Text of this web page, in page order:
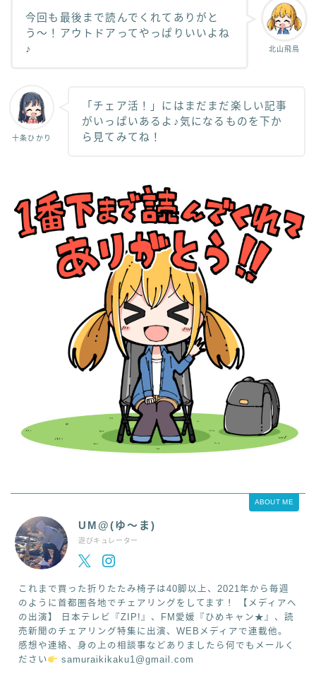
北山飛鳥
今回も最後まで読んでくれてありがと
う〜！アウトドアってやっぱりいいよね
♪
十条ひかり
「チェア活！」にはまだまだ楽しい記事
がいっぱいあるよ♪気になるものを下か
ら見てみてね！
ABOUT ME
UM@(ゆ～ま)
遊びキュレーター
これまで買った折りたたみ椅子は40脚以上、2021年から毎週
のように首都圏各地でチェアリングをしてます！ 【メディアへ
の出演】 日本テレビ『ZIP!』、FM愛媛『ひめキャン★』、読
売新聞のチェアリング特集に出演、WEBメディアで連載他。
感想や連絡、身の上の相談事などありましたら何でもメールく
ださい
samuraikikaku1@gmail.com